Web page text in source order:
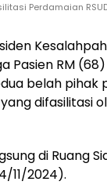
Perdamaian
Pasien RM
belah
difasilitasi
di Ruang
11/2024).